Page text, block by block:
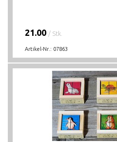
21.00 / Stk.
Artikel-Nr.: 07863